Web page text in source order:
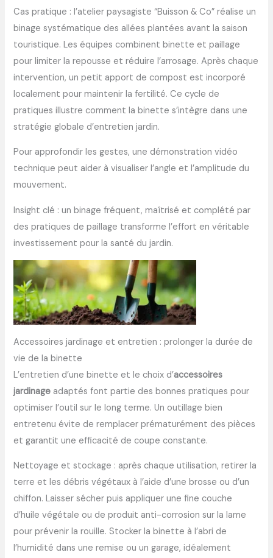
Cas pratique : l’atelier paysagiste “Buisson & Co” réalise un
binage systématique des allées plantées avant la saison
touristique. Les équipes combinent binette et paillage
pour limiter la repousse et réduire l’arrosage. Après chaque
intervention, un petit apport de compost est incorporé
localement pour maintenir la fertilité. Ce cycle de
pratiques illustre comment la binette s’intègre dans une
stratégie globale d’entretien jardin.
Pour approfondir les gestes, une démonstration vidéo
technique peut aider à visualiser l’angle et l’amplitude du
mouvement.
Insight clé : un binage fréquent, maîtrisé et complété par
des pratiques de paillage transforme l’effort en véritable
investissement pour la santé du jardin.
Accessoires jardinage et entretien : prolonger la durée de
vie de la binette
L’entretien d’une binette et le choix d’accessoires
jardinage adaptés font partie des bonnes pratiques pour
optimiser l’outil sur le long terme. Un outillage bien
entretenu évite de remplacer prématurément des pièces
et garantit une efficacité de coupe constante.
Nettoyage et stockage : après chaque utilisation, retirer la
terre et les débris végétaux à l’aide d’une brosse ou d’un
chiffon. Laisser sécher puis appliquer une fine couche
d’huile végétale ou de produit anti-corrosion sur la lame
pour prévenir la rouille. Stocker la binette à l’abri de
l’humidité dans une remise ou un garage, idéalement